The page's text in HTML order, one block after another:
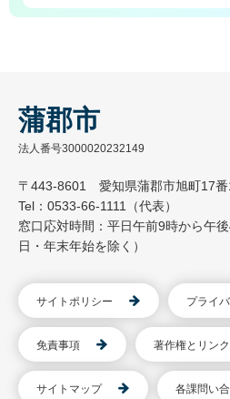
蒲郡市
法人番号3000020232149
〒443-8601 愛知県蒲郡市旭町17番
Tel：0533-66-1111（代表）
窓口応対時間：平日午前9時から午
日・年末年始を除く）
サイトポリシー プライ
免責事項 著作権とリンク
サイトマップ 各課問い